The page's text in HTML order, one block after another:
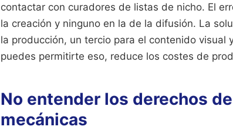
contactar con curadores de listas de nicho. El
la creación y ninguno en la de la difusión. La
la producción, un tercio para el contenido visual
puedes permitirte eso, reduce los costes de
No entender los derechos
mecánicas